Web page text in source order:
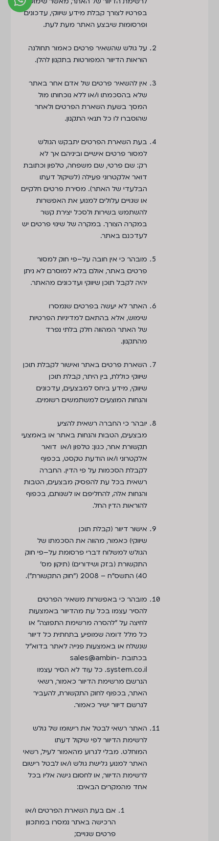
בפרטיו לצורך קבלת מידע שיווקי, עדכונים
ופרסומות שיבצע האתר מעת לעת.
על גולש שהשאיר פרטים כאמור תחולנה
הוראות הדיוור המפורטות בתקנון להלן.
אין להשאיר פרטים של אדם אחר באתר
שלא בהסכמתו ו/או ללא נוכחותו מול
המסך בשעת השארת הפרטים ולאחר
שהוסברו לו כל תנאי התקנון.
בעת השארת הפרטים יתבקש הגולש
למסור פרטים אישיים וביניהם אך לא
רק: שם פרטי, שם משפחה, טלפון וכתובת
דואר אלקטרוני פעילה (לשיקול דעתו
הבלעדי של האתר). מסירת פרטים חלקיים
או שגויים עלולים למנוע את האפשרות
להשתמש בשירות ולסכל יצירת קשר
במקרה הצורך. במקרה של שינוי פרטים יש
לעדכנם באתר.
מובהר כי אין חובה על–פי חוק למסור
פרטים באתר, אולם בלא למוסרם לא ניתן
יהיה לקבל תוכן שיווקי ועדכונים מהאתר.
האתר לא יעשה בפרטים שנמסרו
שימוש, אלא בהתאם למדיניות הפרטיות
של האתר המהווה חלק בלתי נפרד
מהתקנון.
השארת פרטים באתר ואישור לקבלת תוכן
שיווקי כוללת, בין היתר, קבלת תוכן
שיווקי, מידע ביחס למבצעים, עדכונים
והנחות המוצעים למשתמשים רשומים.
יובהר כי החברה רשאית להציע
מבצעים, הטבות והנחות באתר או באמצעי
תקשורת אחר, כגון: טלפון ו/או דואר
אלקטרוני ו/או הודעת טקסט, בכפוף
לקבלת הסכמות על פי הדין. החברה
רשאית בכל עת להפסיק מבצעים, הטבות
והנחות אלה, להחליפם או לשנותם, בכפוף
להוראות הדין החל.
אישור דיוור (קבלת תוכן
שיווקי) כאמור, מהווה את הסכמתו של
הגולש למשלוח דברי פרסומת על–פי חוק
התקשורת (בזק ושידורים) (תיקון מס'
40) התשס"ח – 2008 ("חוק התקשורת").
מובהר כי באפשרות משאיר הפרטים
להסיר עצמו בכל עת מהדיוור באמצעות
לחיצה על "להסרה מרשימת התפוצה" או
כל מלל דומה שמופיע בתחתית כל דיוור
שנשלח או באמצעות פנייה לאתר בדוא"ל
בכתובת sales@ambin-
system.co.il. כל עוד לא הסיר עצמו
הנרשם מרשימת הדיוור כאמור, רשאי
האתר, בכפוף לחוק התקשורת, להעביר
לנרשם דיוור ישיר כאמור.
האתר רשאי לבטל את רישומו של גולש
לרשימת הדיוור לפי שיקול דעתו
המוחלט. מבלי לגרוע מהאמור לעיל, רשאי
האתר למנוע גלישת גולש ו/או לבטל רישום
לרשימת הדיוור, או לחסום גישה אליו בכל
אחד מהמקרים הבאים:
אם בעת השארת הפרטים ו/או
הרכישה באתר נמסרו במתכוון
פרטים שגויים;